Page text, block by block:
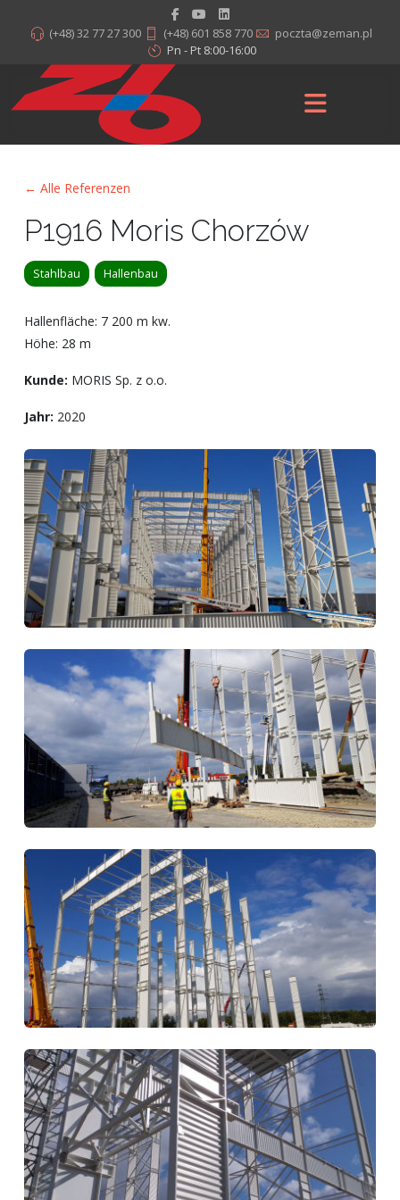
(+48) 32 77 27 300 (+48) 601 858 770
poczta@zeman.pl
Pn - Pt 8:00-16:00
← Alle Referenzen
P1916 Moris Chorzów
Stahlbau Hallenbau
Hallenfläche: 7 200 m kw.
Höhe: 28 m
Kunde: MORIS Sp. z o.o.
Jahr: 2020